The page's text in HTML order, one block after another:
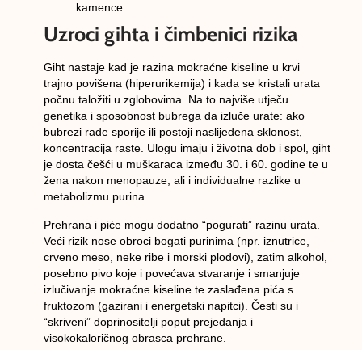
kamence.
Uzroci gihta i čimbenici rizika
Giht nastaje kad je razina mokraćne kiselineu krvi
trajno povišena (hiperurikemija) i kada se kristali urata
počnu taložiti u zglobovima. Na to najviše utječu
genetika i sposobnost bubrega da izluče urate: ako
bubrezi rade sporije ili postoji naslijeđena sklonost,
koncentracija raste. Ulogu imaju i životna dob i spol, giht
je dosta češći u muškaraca između 30. i 60. godine te u
žena nakon menopauze, ali i individualne razlike u
metabolizmu purina.
Prehrana i piće mogu dodatno “pogurati” razinu urata.
Veći rizik nose obroci bogati purinima (npr. iznutrice,
crveno meso, neke ribe i morski plodovi), zatim alkohol,
posebno pivokoje i povećava stvaranje i smanjuje
izlučivanje mokraćne kiseline te zaslađena pića s
fruktozom (gazirani i energetski napitci). Česti su i
“skriveni” doprinositelji poput prejedanja i
visokokaloričnog obrasca prehrane.